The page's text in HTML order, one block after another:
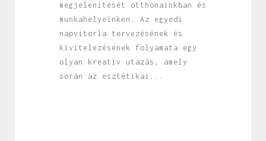
megjelenítését otthonainkban és
munkahelyeinken. Az egyedi
napvitorla tervezésének és
kivitelezésének folyamata egy
olyan kreatív utazás, amely
során az esztétikai...